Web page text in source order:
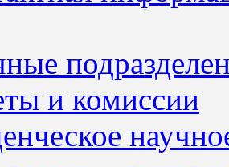
и комиссии